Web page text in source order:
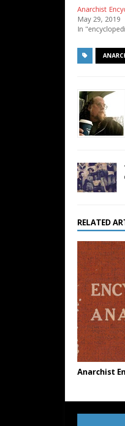
Anarchist
May 29, 2019
In
RELATED
Anarchist